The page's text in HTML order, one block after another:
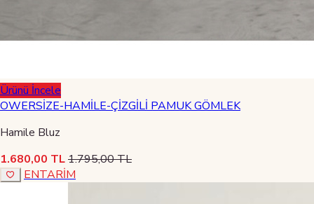
Ürünü İncele
OWERSİZE-HAMİLE-ÇİZGİLİ PAMUK GÖMLEK
Hamile Bluz
1.680,00 TL1.795,00 TL
ENTARİM